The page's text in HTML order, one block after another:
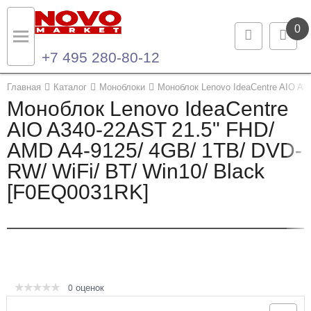
0
+7 495 280-80-12
Главная Каталог Моноблоки Моноблок Lenovo IdeaCentre AIO
Моноблок Lenovo IdeaCentre
AIO A340-22AST 21.5" FHD/
AMD A4-9125/ 4GB/ 1TB/ DVD-
RW/ WiFi/ BT/ Win10/ Black
[F0EQ0031RK]
0 оценок
Назад
Каталог продукции
Ноутбуки и ультрабуки
Компьютеры
Назад
Контакты
Контактная информация